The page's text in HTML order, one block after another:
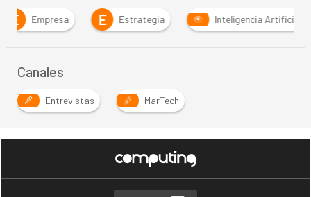
E
Estrategia Inteligencia Artificial I
Canales
Entrevistas MarTech